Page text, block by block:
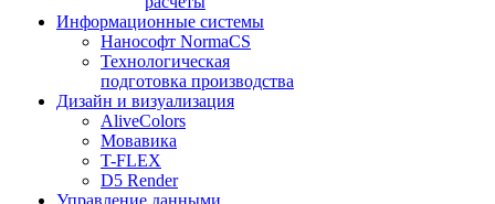
Информационные системы
Нанософт NormaCS
Технологическая
подготовка производства
Дизайн и визуализация
AliveColors
Мовавика
T-FLEX
D5 Render
Управление данными